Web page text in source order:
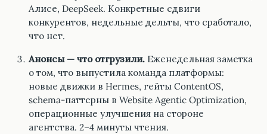
Алисе, DeepSeek. Конкретные сдвиги
конкурентов, недельные дельты, что сработало,
что нет.
Анонсы — что отгрузили. Еженедельная заметка
о том, что выпустила команда платформы:
новые движки в Hermes, гейты ContentOS,
schema-паттерны в Website Agentic Optimization,
операционные улучшения на стороне
агентства. 2–4 минуты чтения.